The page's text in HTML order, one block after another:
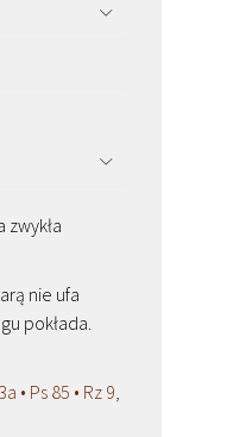
zwykła
nie ufa
pokłada.
• Ps 85 • Rz 9,